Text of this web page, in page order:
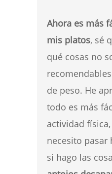
Ahora es más
mis platos, sé
qué cosas no
de peso. He
todo es más
actividad
necesito pasar
si hago las